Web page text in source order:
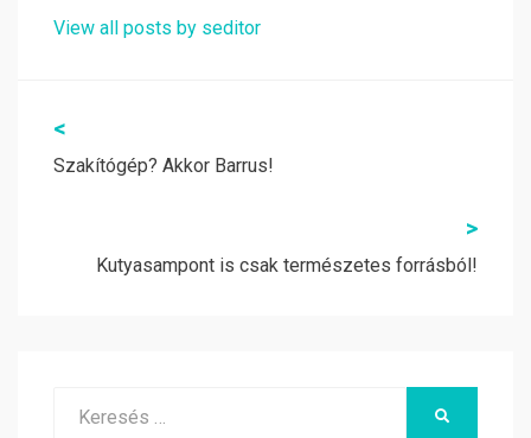
View all posts by seditor
Bejegyzés
navigáció
<
Szakítógép? Akkor Barrus!
>
Kutyasampont is csak természetes forrásból!